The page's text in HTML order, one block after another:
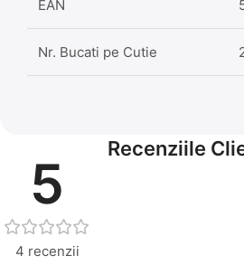
EAN
Nr. Bucati pe Cutie
Recenziile
5
4 recenzii